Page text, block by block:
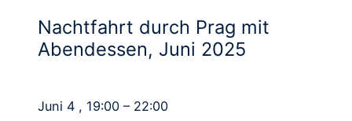
Nachtfahrt durch Prag mit
Abendessen, Juni 2025
Juni 4 , 19:00 – 22:00